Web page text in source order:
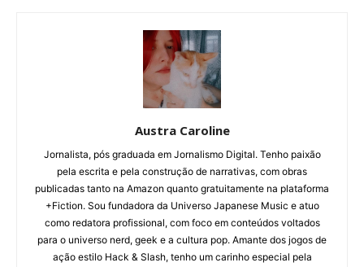
Austra Caroline
Jornalista, pós graduada em Jornalismo Digital. Tenho paixão
pela escrita e pela construção de narrativas, com obras
publicadas tanto na Amazon quanto gratuitamente na plataforma
+Fiction. Sou fundadora da Universo Japanese Music e atuo
como redatora profissional, com foco em conteúdos voltados
para o universo nerd, geek e a cultura pop. Amante dos jogos de
ação estilo Hack & Slash, tenho um carinho especial pela